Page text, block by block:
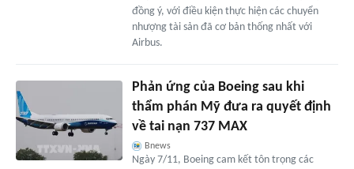
đồng ý, với điều kiện thực hiện các chuyển
nhượng tài sản đã cơ bản thống nhất với
Airbus.
Phản ứng của Boeing sau khi
thẩm phán Mỹ đưa ra quyết định
về tai nạn 737 MAX
Bnews
Ngày 7/11, Boeing cam kết tôn trọng các